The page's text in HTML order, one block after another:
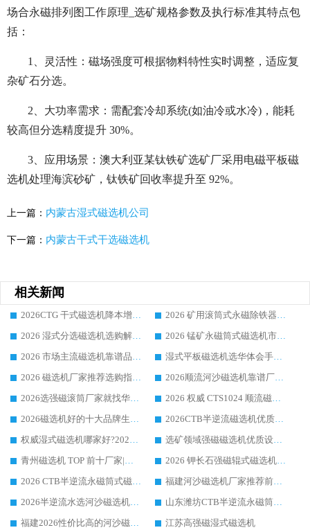
场合永磁排列图工作原理_选矿规格参数及执行标准其特点包
括：
1、灵活性：磁场强度可根据物料特性实时调整，适应复
杂矿石分选。
2、大功率需求：需配套冷却系统(如油冷或水冷)，能耗
较高但分选精度提升 30%。
3、应用场景：澳大利亚某钛铁矿选矿厂采用电磁平板磁
选机处理海滨砂矿，钛铁矿回收率提升至 92%。
上一篇： 内蒙古湿式磁选机公司
下一篇： 内蒙古干式干选磁选机
相关新闻
2026CTG 干式磁选机降本增效选购指南 选矿行业口碑稳定专业生产强者盘点
2026 矿用滚筒式永磁除铁器厂家榜单 行业实力派源头厂商选购干货指南
2026 湿式分选磁选机选购解析，华体会手机网页版-华体会(中国) 设备综合实力详解
2026 锰矿永磁筒式磁选机市场主流客户推荐生产厂家口碑精选
2026 市场主流磁选机靠谱品牌推荐 案例厂家华体会手机网页版-华体会(中国) 大众倾心之选
湿式平板磁选机选华体会手机网页版-华体会(中国) _2026靠谱厂家收获各地客户良好评价
2026 磁选机厂家推荐选购指南，实地走访参考华体会手机网页版-华体会(中国) 合作口碑表现
2026顺流河沙磁选机靠谱厂家推荐 华体会手机网页版-华体会(中国) 实力口碑精选
2026选强磁滚筒厂家就找华体会手机网页版-华体会(中国) _口碑过硬用料扎实_性价比优势突出
2026 权威 CTS1024 顺流磁选机精选生产厂家优质设备推荐
2026磁选机好的十大品牌生产厂家排名|华体会手机网页版-华体会(中国) 凭实力入磅
2026CTB半逆流磁选机优质厂家推荐：华体会手机网页版-华体会(中国) ，行业标杆生产厂家
权威湿式磁选机哪家好?2026 实测榜单出炉，潍坊华体会手机网页版-华体会(中国) 大厂实力领跑
选矿领域强磁磁选机优质设备推荐榜 TOP1：潍坊华体会手机网页版-华体会(中国) 凭实力出圈
青州磁选机 TOP 前十厂家|靠谱品牌怎么选?潍坊华体会手机网页版-华体会(中国) 实力出圈
2026 钾长石强磁辊式磁选机靠谱厂家 TOP 榜：潍坊华体会手机网页版-华体会(中国) 凭硬核实力领跑行业
2026 CTB半逆流永磁筒式磁选机厂家如何选择，选华体会手机网页版-华体会(中国) 原因，硬核实测不踩坑指南
福建河沙磁选机厂家推荐前三，华体会手机网页版-华体会(中国) 磁选机解锁资源利用新路径
2026半逆流水选河沙磁选机生产厂家：解锁河沙分选高效新路径
山东潍坊CTB半逆流永磁筒式河沙磁选机生产厂家如何高效除铁提纯
福建2026性价比高的河沙磁选机生产厂家工作原理(通俗 + 专业双版，适配产品文案/介绍使用)
江苏高强磁湿式磁选机